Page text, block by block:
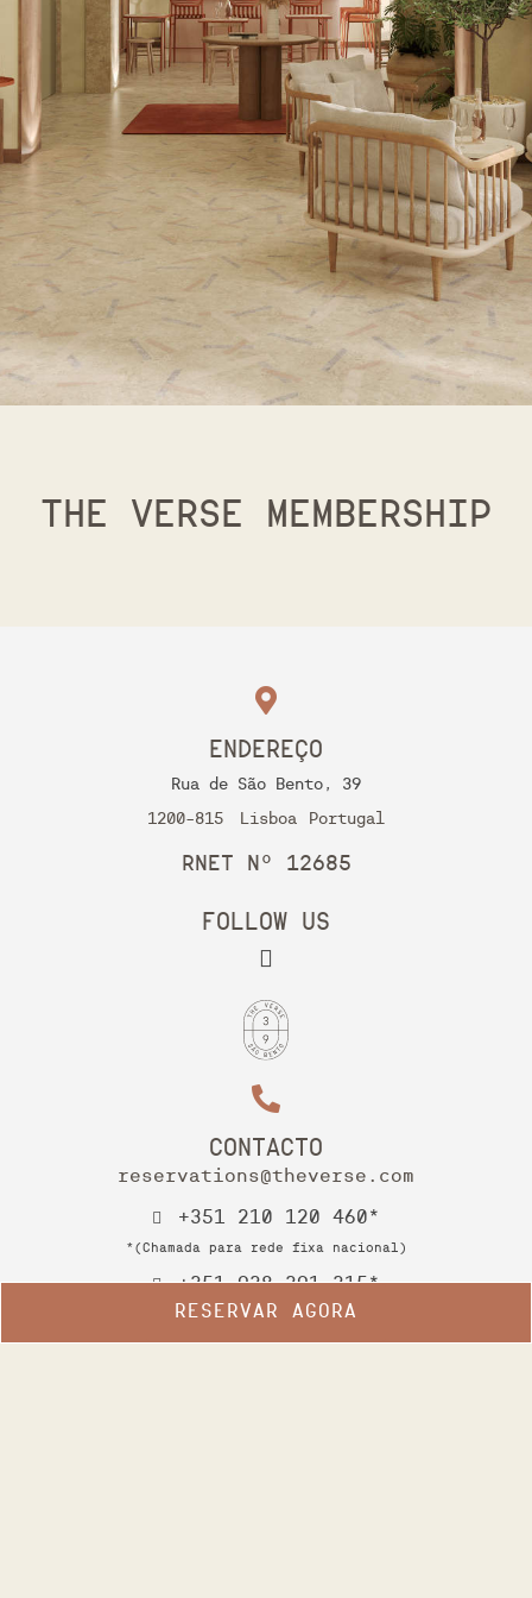
RESERVAR AGORA
THE VERSE MEMBERSHIP
ENDEREÇO
Rua de São Bento, 39
1200-815 Lisboa Portugal
RNET Nº 12685
FOLLOW US
CONTACTO
reservations@theverse.com
+351 210 120 460*
*(Chamada para rede fixa nacional)
+351 938 391 315*
*(Chamada para rede móvel nacional)